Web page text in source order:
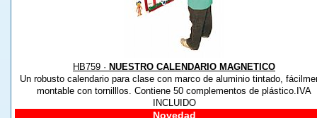
HB759 · NUESTRO CALENDARIO MAGNETICO
Un robusto calendario para clase con marco de aluminio tintado,
montable con tornilllos. Contiene 50 complementos de plástico.IVA
INCLUIDO
Novedad